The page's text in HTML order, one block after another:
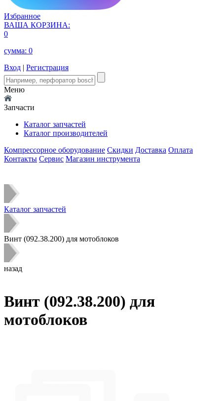
Избранное
ВАША КОРЗИНА:
0
сумма: 0
Вход | Регистрация
Меню
Запчасти
Каталог запчастей
Каталог производителей
Компрессорное оборудование Скидки Доставка Оплата
Контакты Сервис Магазин инструмента
Каталог запчастей
Винт (092.38.200) для мотоблоков
назад
Винт (092.38.200) для
мотоблоков